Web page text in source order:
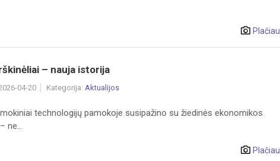
Plačiau
– nauja istorija
04-20 Kategorija: Aktualijos
technologijų pamokoje susipažino su žiedinės ekonomikos
ne...
Plačiau